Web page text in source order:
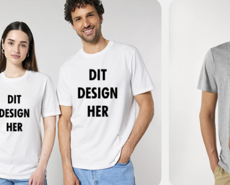
REKLAMEARTIKLER
OG GIVEAWAYS
FASHION TEES /
SWEATS
DTF